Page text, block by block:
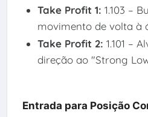
Take Profit 1: 1.103 –
movimento de volta à
Take Profit 2: 1.101 –
direção ao "Strong
Entrada para Posição